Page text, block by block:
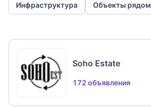
Инфраструктура Объекты рядом
Soho Estate
172 объявления